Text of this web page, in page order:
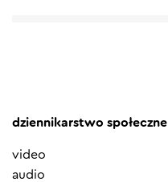
dziennikarstwo społeczne
video
audio